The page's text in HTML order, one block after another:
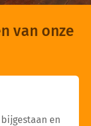
van onze
en